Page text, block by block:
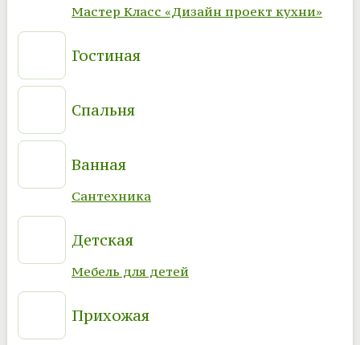
Мастер Класс «Дизайн проект кухни»
Гостиная
Спальня
Ванная
Сантехника
Детская
Мебель для детей
Прихожая